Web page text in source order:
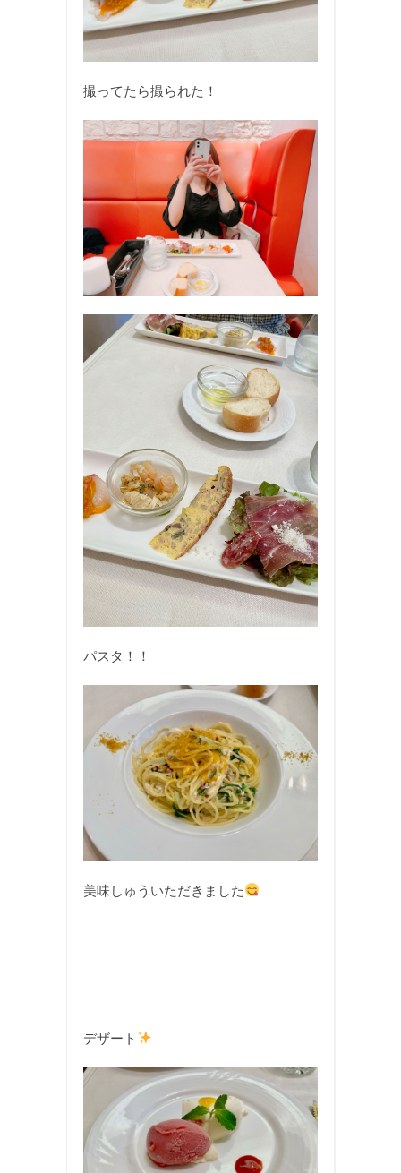
撮ってたら撮られた！
パスタ！！
美味しゅういただきました
デザート